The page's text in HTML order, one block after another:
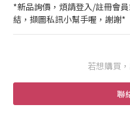
*新品詢價，煩請登入/註冊會
結，擷圖私訊小幫手喔，謝謝*
若想購買
聯